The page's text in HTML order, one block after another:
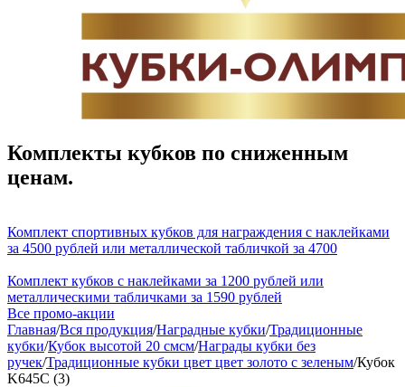
Комплекты кубков по сниженным
ценам.
Комплект спортивных кубков для награждения с наклейками
за 4500 рублей или металлической табличкой за 4700
Комплект кубков с наклейками за 1200 рублей или
металлическими табличками за 1590 рублей
Все промо-акции
Главная/Вся продукция/Наградные кубки/Традиционные
кубки/Кубок высотой 20 смсм/Награды кубки без
ручек/Традиционные кубки цвет цвет золото с зеленым/Кубок
K645C (3)